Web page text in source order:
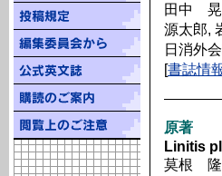
田中
源太郎,
日消外
[書誌情
原著
Linitis
莫根 隆